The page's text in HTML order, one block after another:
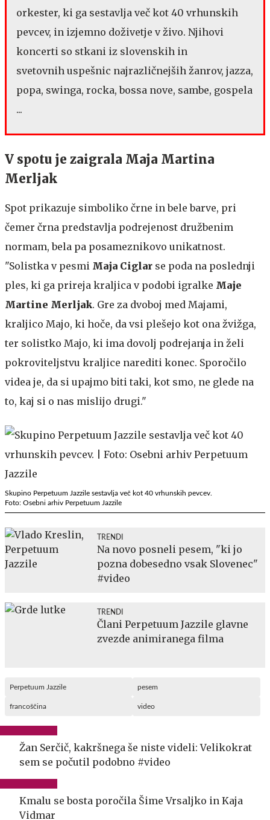
orkester, ki ga sestavlja več kot 40 vrhunskih
pevcev, in izjemno doživetje v živo. Njihovi
koncerti so stkani iz slovenskih in
svetovnih uspešnic najrazličnejših žanrov, jazza,
popa, swinga, rocka, bossa nove, sambe, gospela
...
V spotu je zaigrala Maja Martina
Merljak
Spot prikazuje simboliko črne in bele barve, pri
čemer črna predstavlja podrejenost družbenim
normam, bela pa posameznikovo unikatnost.
"Solistka v pesmi Maja Ciglar se poda na poslednji
ples, ki ga prireja kraljica v podobi igralke Maje
Martine Merljak. Gre za dvoboj med Majami,
kraljico Majo, ki hoče, da vsi plešejo kot ona žvižga,
ter solistko Majo, ki ima dovolj podrejanja in želi
pokroviteljstvu kraljice narediti konec. Sporočilo
videa je, da si upajmo biti taki, kot smo, ne glede na
to, kaj si o nas mislijo drugi."
Skupino Perpetuum Jazzile sestavlja več kot 40 vrhunskih pevcev.
Foto: Osebni arhiv Perpetuum Jazzile
TRENDI
Na novo posneli pesem, "ki jo
pozna dobesedno vsak Slovenec"
#video
TRENDI
Člani Perpetuum Jazzile glavne
zvezde animiranega filma
Perpetuum Jazzile pesem
francoščina video
Žan Serčič, kakršnega še niste videli: Velikokrat
sem se počutil podobno #video
Kmalu se bosta poročila Šime Vrsaljko in Kaja
Vidmar